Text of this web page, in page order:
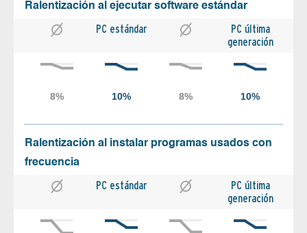
Ralentización al ejecutar software estándar
PC estándar
PC última
generación
Ralentización al instalar programas usados con
frecuencia
PC estándar
PC última
generación